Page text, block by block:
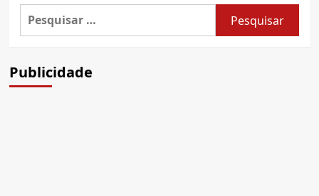
Pesquisar
Publicidade